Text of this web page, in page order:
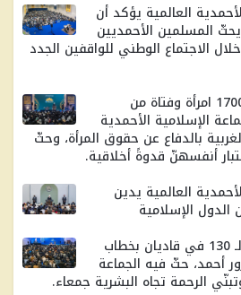
العالمية يؤكد أن
المسلمين الأحمديين
الاجتماع الوطني للواقفين الجدد
في خطابٍ أمام أكثر من 1700 امرأة وفتاة من
الإسلامية الأحمدية
بالدفاع عن حقوق المرأة، وحثّ
أنفسهنّ قدوةً أخلاقية.
العالمية يدين
الإسلامية
اختتام الجلسة السنوية الـ 130 في قاديان بخطاب
أحمد، حثّ فيه الجماعة
الرحمة تجاه البشرية جمعاء.